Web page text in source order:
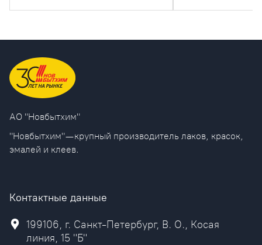
AO "Новбытхим"
"Новбытхим" — крупный производитель лаков, красок,
эмалей и клеев.
Контактные данные
199106, г. Санкт-Петербург, В. О., Косая
линия, 15 "Б"